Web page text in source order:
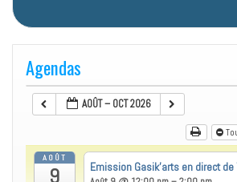
Agendas
AOÛT – OCT 2026
AOÛT
9 Emission Gasik’arts en direct